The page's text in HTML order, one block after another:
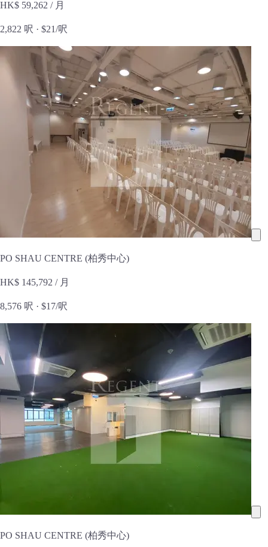
HK$ 59,262 / 月
2,822 呎 · $21/呎
PO SHAU CENTRE (柏秀中心)
HK$ 145,792 / 月
8,576 呎 · $17/呎
PO SHAU CENTRE (柏秀中心)